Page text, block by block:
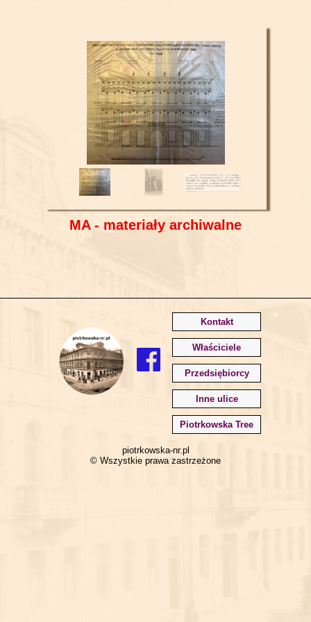
MA - materiały archiwalne
Kontakt
Właściciele
Przedsiębiorcy
Inne ulice
Piotrkowska Tree
piotrkowska-nr.pl
© Wszystkie prawa zastrzeżone